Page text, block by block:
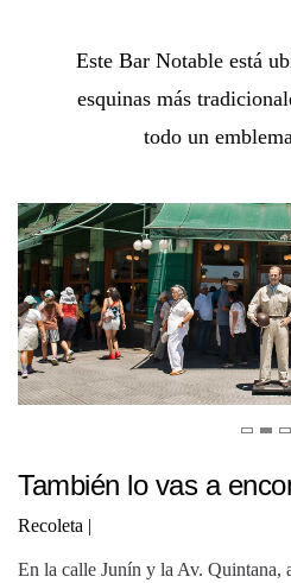
Este Bar Notable está
esquinas más
todo un
También lo vas a
Recoleta |
En la calle Junín y la Av. Quintana,